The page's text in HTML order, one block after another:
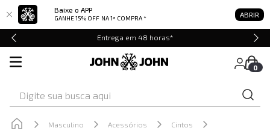
Baixe o APP
GANHE 15% OFF NA 1ª COMPRA * ABRIR
Entrega em 48 horas*
0
Masculino Acessórios
Cintos